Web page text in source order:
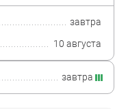
завтра
10 августа
завтра